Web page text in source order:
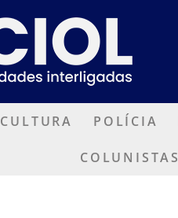
CULTURA POLÍCIA
COLUNISTAS